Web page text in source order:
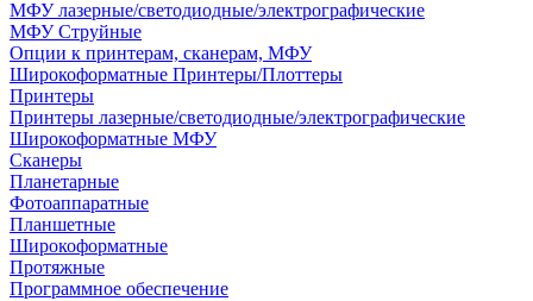
МФУ лазерные/светодиодные/электрографические
МФУ Струйные
Опции к принтерам, сканерам, МФУ
Широкоформатные Принтеры/Плоттеры
Принтеры
Принтеры лазерные/светодиодные/электрографические
Широкоформатные МФУ
Сканеры
Планетарные
Фотоаппаратные
Планшетные
Широкоформатные
Протяжные
Программное обеспечение